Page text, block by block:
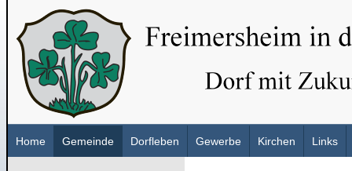
Home Gemeinde Dorfleben Gewerbe Kirchen Links